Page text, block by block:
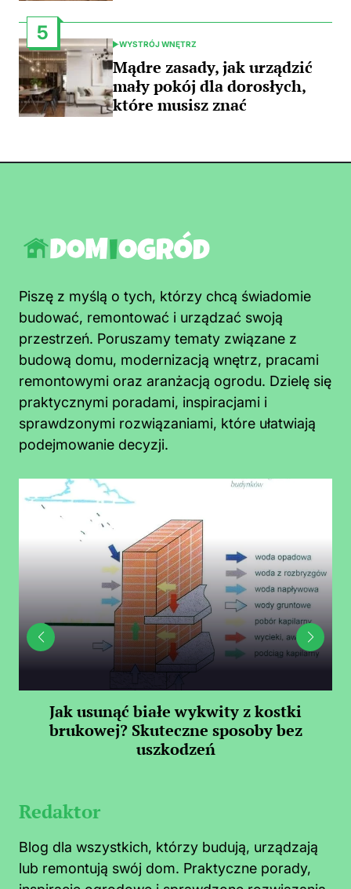
5
POSTED
IN
WYSTRÓJ WNĘTRZ
Mądre zasady, jak urządzić
mały pokój dla dorosłych,
które musisz znać
Piszę z myślą o tych, którzy chcą świadomie
budować, remontować i urządzać swoją
przestrzeń. Poruszamy tematy związane z
budową domu, modernizacją wnętrz, pracami
remontowymi oraz aranżacją ogrodu. Dzielę się
praktycznymi poradami, inspiracjami i
sprawdzonymi rozwiązaniami, które ułatwiają
podejmowanie decyzji.
Jak usunąć białe wykwity z kostki
brukowej? Skuteczne sposoby bez
uszkodzeń
Redaktor
Blog dla wszystkich, którzy budują, urządzają
lub remontują swój dom. Praktyczne porady,